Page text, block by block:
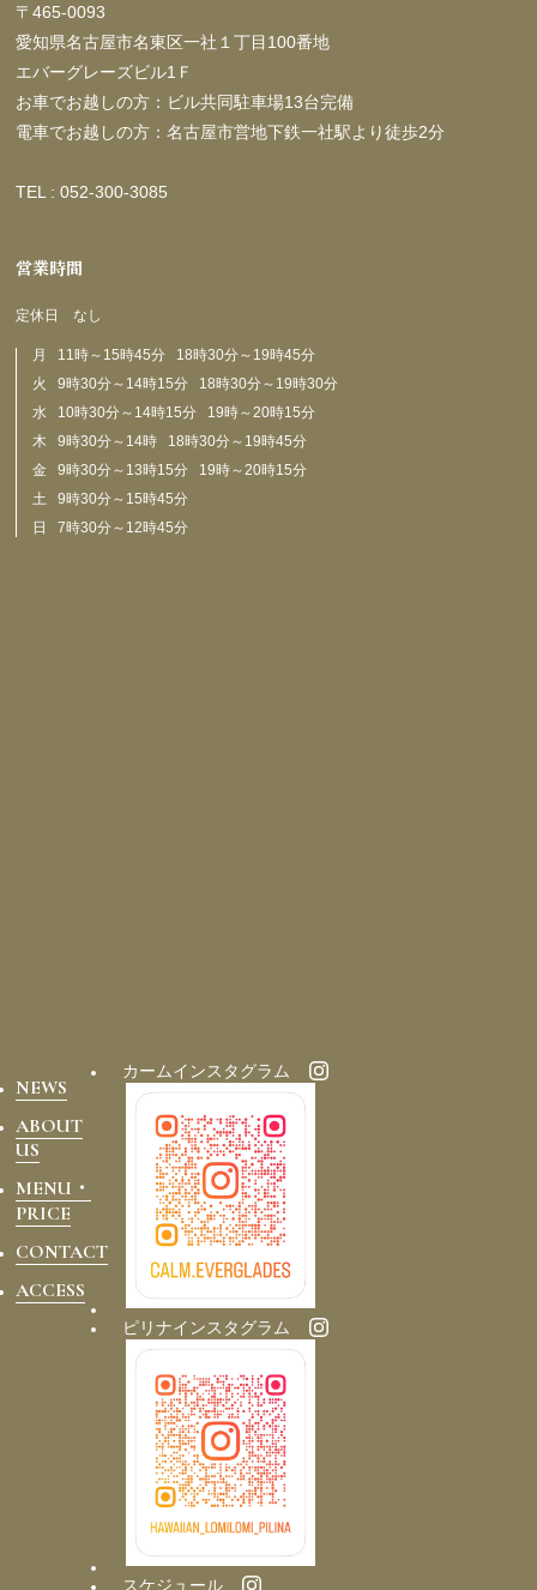
〒465-0093
愛知県名古屋市名東区一社１丁目100番地
エバーグレーズビル1Ｆ
お車でお越しの方：ビル共同駐車場13台完備
電車でお越しの方：名古屋市営地下鉄一社駅より徒歩2分
TEL : 052-300-3085
営業時間
定休日 なし
月 11時～15時45分 18時30分～19時45分
火 9時30分～14時15分 18時30分～19時30分
水 10時30分～14時15分 19時～20時15分
木 9時30分～14時 18時30分～19時45分
金 9時30分～13時15分 19時～20時15分
土 9時30分～15時45分
日 7時30分～12時45分
NEWS
ABOUT
US
MENU・
PRICE
CONTACT
ACCESS
カームインスタグラム
ピリナインスタグラム
スケジュール